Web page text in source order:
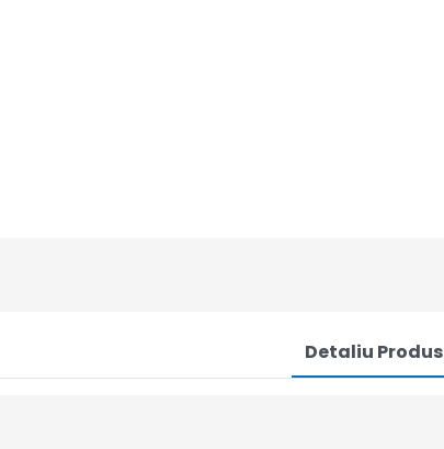
Detaliu Produs